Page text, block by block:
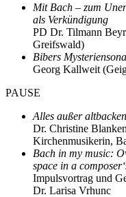
Mit Bach – zum
als Verkündigung
PD Dr. Tilmann
Greifswald)
Bibers
Georg Kallweit
PAUSE
Alles außer
Dr. Christine
Kirchenmusikerin,
Bach in my music:
space in a
Impulsvortrag und
Dr. Larisa Vrhunc